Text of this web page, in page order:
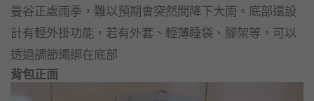
曼谷正處雨季，難以預期會突然間降下大雨。底部還設
計有輕外掛功能，若有外套、輕薄睡袋、腳架等，可以
透過調節繩綁在底部
背包正面